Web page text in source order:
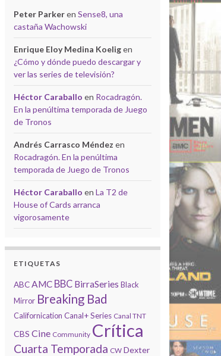
Peter Parkeren Sense8, una
castaña Wachowski
Enrique Eloy Medina Koeligen
¿Cómo y dónde puedo descargar y
ver las series de televisión?
Héctor Caraballo en Rocadragón.
En la penúltima temporada de Juego
de Tronos
Andrés Carrasco Méndez en
Rocadragón. En la penúltima
temporada de Juego de Tronos
Héctor Caraballo en La T2 de
House of Cards arranca
vigorosamente
ETIQUETAS
ABC AMC BBC BirraSeries Black
Mirror Breaking Bad
Californication Canal+ Series Canal TNT
CBS Cine Community Crítica
Cuarta Temporada CW Dexter